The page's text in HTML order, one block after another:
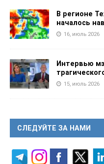
В регионе
началось
16, июль 2026
Интервью
15, июль 2026
СЛЕДУЙТЕ ЗА НАМИ